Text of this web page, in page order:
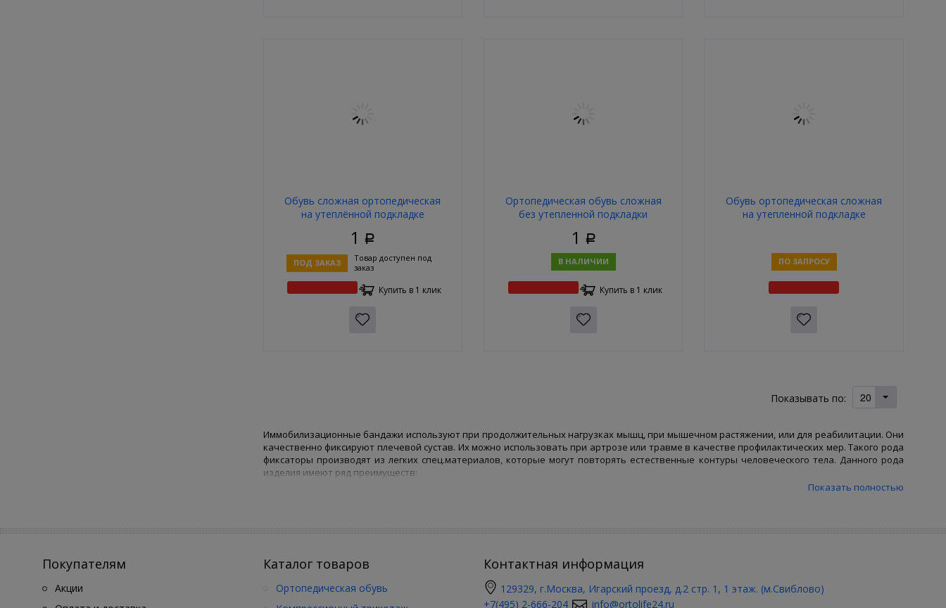
Обувь сложная ортопедическая
на утеплённой подкладке
1 Р
ПОД ЗАКАЗ
Товар доступен под
заказ
Купить в 1 клик
Ортопедическая обувь сложная
без утепленной подкладки
1 Р
В НАЛИЧИИ
Купить в 1 клик
Обувь ортопедическая сложная
на утепленной подкладке
ПО ЗАПРОСУ
Показывать по: 20
Иммобилизационные бандажи используют при продолжительных нагрузках мышц, при мышечном растяжении, или для реабилитации. Они
качественно фиксируют плечевой сустав. Их можно использовать при артрозе или травме в качестве профилактических мер. Такого рода
фиксаторы производят из легких спец.материалов, которые могут повторять естественные контуры человеческого тела. Данного рода
изделия имеют ряд преимуществ:
используя их, можно снять воспалительный процесс, избежать болезни суставов;
травм, значительных нагрузок;
они удобные, не травмируют ключицу.
Производителями предложен большой выбор суппортов наплечных, которые изготавливаются по евротехнологиям ISO. Они снабжаются
Показать полностью
Покупателям
Акции
Каталог товаров
Ортопедическая обувь
Контактная информация
129329, г.Москва, Игарский проезд, д.2 стр. 1, 1 этаж. (м.Свиблово)
+7(495) 2-666-204
info@ortolife24.ru